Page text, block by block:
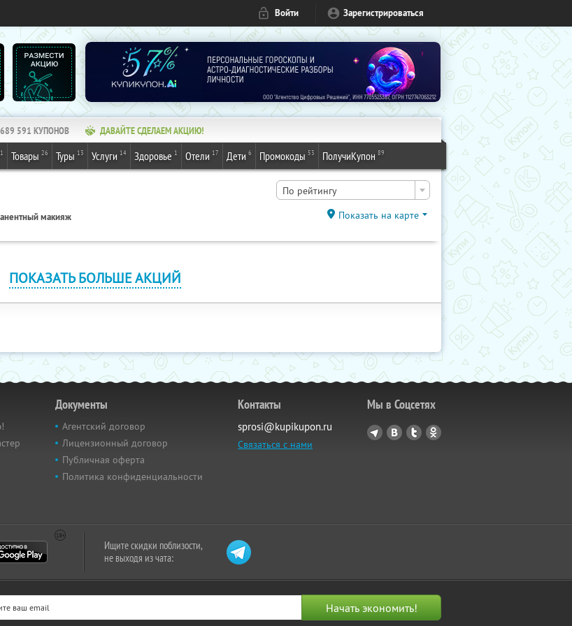
Войти Зарегистрироваться
591 КУПОНОВ ДАВАЙТЕ СДЕЛАЕМ АКЦИЮ!
Товары 26 Туры 13 Услуги 14 Здоровье 1 Отели 17 Дети 6 Промокоды 53 ПолучиКупон 89
По рейтингу
макияж Показать на карте
ПОКАЗАТЬ БОЛЬШЕ АКЦИЙ
Документы
Агентский договор
Лицензионный договор
Публичная оферта
Политика конфиденциальности
Контакты
sprosi@kupikupon.ru
Связаться с нами
Мы в Соцсетях
Ищите скидки поблизости,
не выходя из чата: